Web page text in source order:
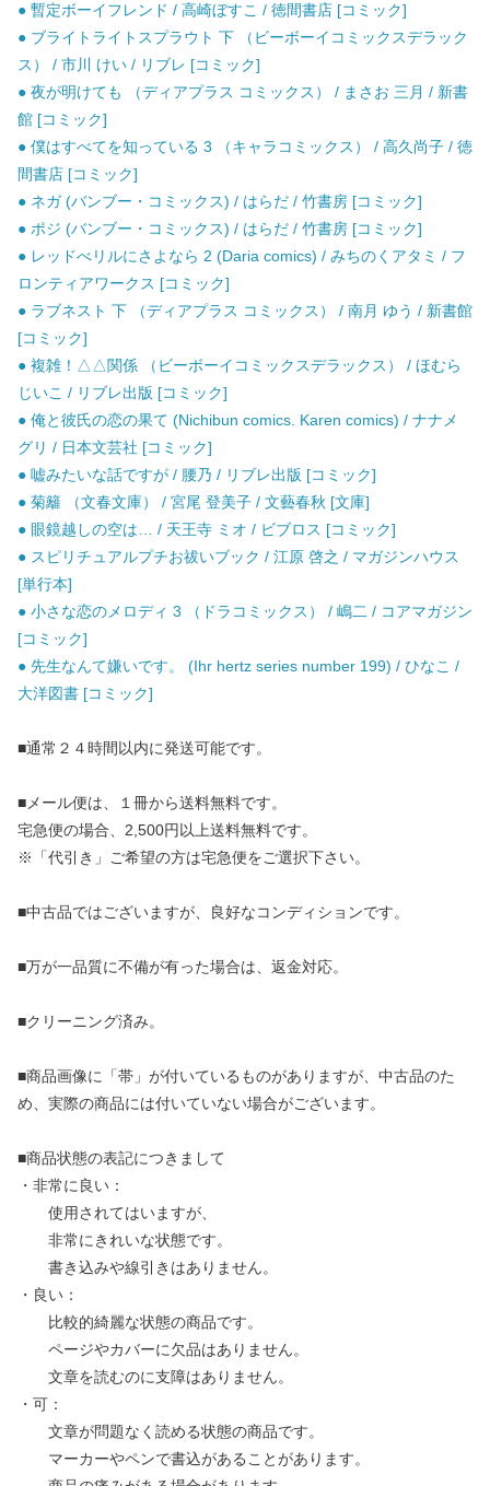
● 暫定ボーイフレンド / 高崎ぼすこ / 徳間書店 [コミック]
● ブライトライトスプラウト 下 （ビーボーイコミックスデラック
ス） / 市川 けい / リブレ [コミック]
● 夜が明けても （ディアプラス コミックス） / まさお 三月 / 新書
館 [コミック]
● 僕はすべてを知っている 3 （キャラコミックス） / 高久尚子 / 徳
間書店 [コミック]
● ネガ (バンブー・コミックス) / はらだ / 竹書房 [コミック]
● ポジ (バンブー・コミックス) / はらだ / 竹書房 [コミック]
● レッドべリルにさよなら 2 (Daria comics) / みちのくアタミ / フ
ロンティアワークス [コミック]
● ラブネスト 下 （ディアプラス コミックス） / 南月 ゆう / 新書館
[コミック]
● 複雑！△△関係 （ビーボーイコミックスデラックス） / ほむら
じいこ / リブレ出版 [コミック]
● 俺と彼氏の恋の果て (Nichibun comics. Karen comics) / ナナメ
グリ / 日本文芸社 [コミック]
● 嘘みたいな話ですが / 腰乃 / リブレ出版 [コミック]
● 菊籬 （文春文庫） / 宮尾 登美子 / 文藝春秋 [文庫]
● 眼鏡越しの空は… / 天王寺 ミオ / ビブロス [コミック]
● スピリチュアルプチお祓いブック / 江原 啓之 / マガジンハウス
[単行本]
● 小さな恋のメロディ 3 （ドラコミックス） / 嶋二 / コアマガジン
[コミック]
● 先生なんて嫌いです。 (Ihr hertz series number 199) / ひなこ /
大洋図書 [コミック]
■通常２４時間以内に発送可能です。
■メール便は、１冊から送料無料です。
宅急便の場合、2,500円以上送料無料です。
※「代引き」ご希望の方は宅急便をご選択下さい。
■中古品ではございますが、良好なコンディションです。
■万が一品質に不備が有った場合は、返金対応。
■クリーニング済み。
■商品画像に「帯」が付いているものがありますが、中古品のた
め、実際の商品には付いていない場合がございます。
■商品状態の表記につきまして
・非常に良い：
使用されてはいますが、
非常にきれいな状態です。
書き込みや線引きはありません。
・良い：
比較的綺麗な状態の商品です。
ページやカバーに欠品はありません。
文章を読むのに支障はありません。
・可：
文章が問題なく読める状態の商品です。
マーカーやペンで書込があることがあります。